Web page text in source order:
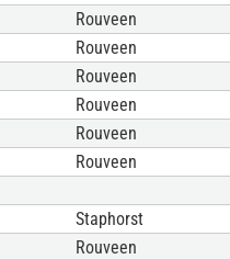
Rouveen
Rouveen
Rouveen
Rouveen
Rouveen
Rouveen
Staphorst
Rouveen